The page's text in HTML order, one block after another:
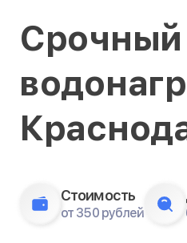
Стоимость
от 350 рублей